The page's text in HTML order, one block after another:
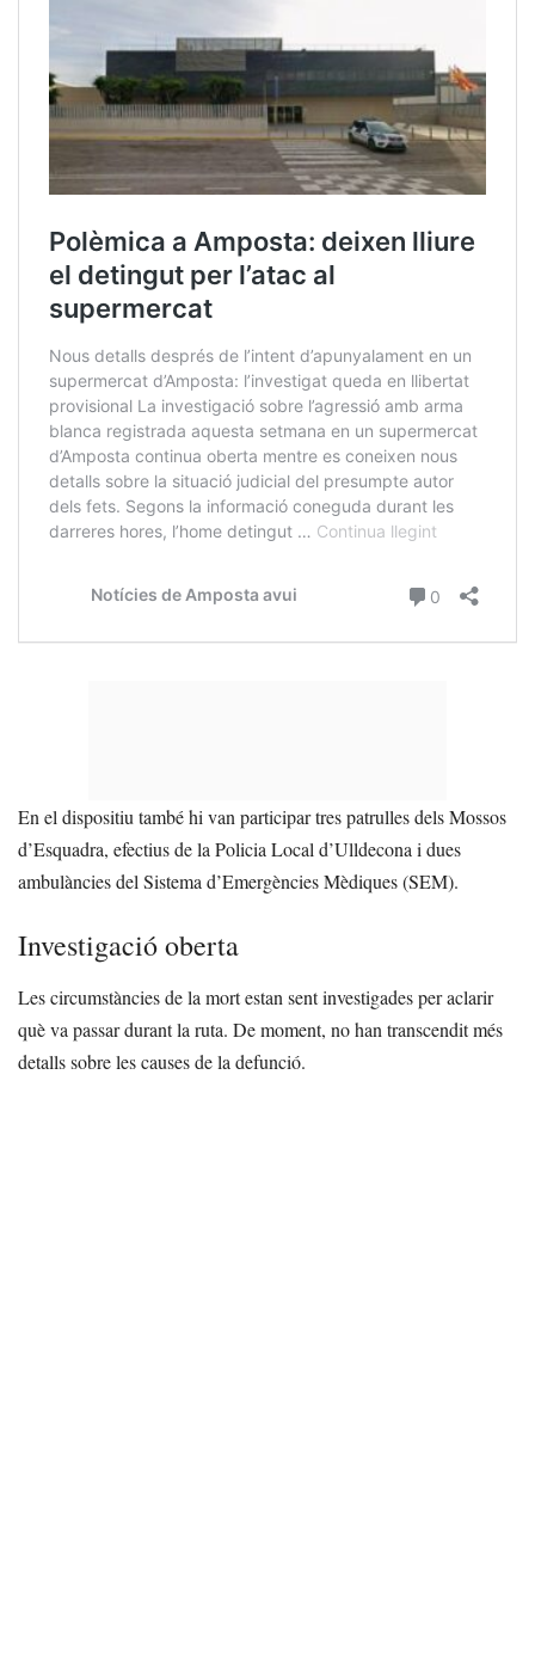
En el dispositiu també hi van participar tres patrulles dels Mossos
d’Esquadra, efectius de la Policia Local d’Ulldecona i dues
ambulàncies del Sistema d’Emergències Mèdiques (SEM).
Investigació oberta
Les circumstàncies de la mort estan sent investigades per aclarir
què va passar durant la ruta. De moment, no han transcendit més
detalls sobre les causes de la defunció.